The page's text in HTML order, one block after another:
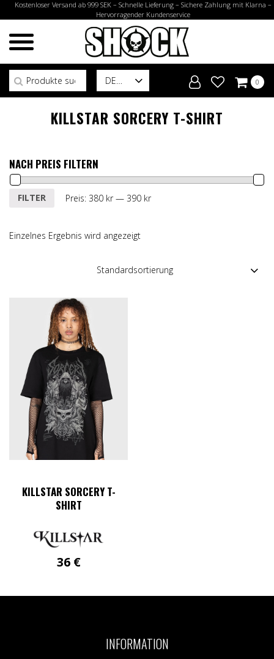
Kostenloser Versand ab 999 SEK – Schnelle Lieferung – Sichere Zahlung mit Klarna –
Hervorragender Kundenservice
DE
Suchen nach:
0
KILLSTAR SORCERY T-SHIRT
NACH PREIS FILTERN
Min.
Max.
FILTER Preis: 380 kr— 390 kr
Einzelnes Ergebnis wird angezeigt
KILLSTAR SORCERY T-
SHIRT
36 €
INFORMATION